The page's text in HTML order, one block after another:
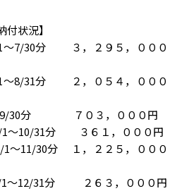
付状況】
～7/30分 ３，２９５，０００
～8/31分 ２，０５４，０００
9/30分 ７０３，０００円
1～10/31分 ３６１，０００円
～11/30分 １，２２５，０００
1～12/31分 ２６３，０００円